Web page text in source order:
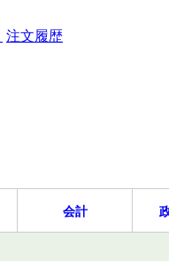
注文履歴
会計 政